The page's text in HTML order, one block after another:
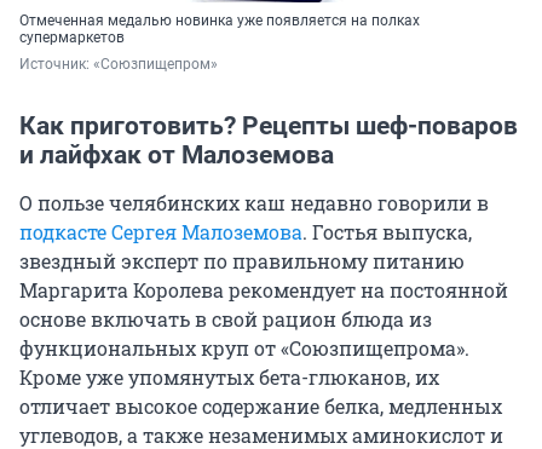
Отмеченная медалью новинка уже появляется на полках
супермаркетов
Источник: «Союзпищепром»
Как приготовить? Рецепты шеф-поваров
и лайфхак от Малоземова
О пользе челябинских каш недавно говорили в
подкасте Сергея Малоземова. Гостья выпуска,
звездный эксперт по правильному питанию
Маргарита Королева рекомендует на постоянной
основе включать в свой рацион блюда из
функциональных круп от «Союзпищепрома».
Кроме уже упомянутых бета-глюканов, их
отличает высокое содержание белка, медленных
углеводов, а также незаменимых аминокислот и